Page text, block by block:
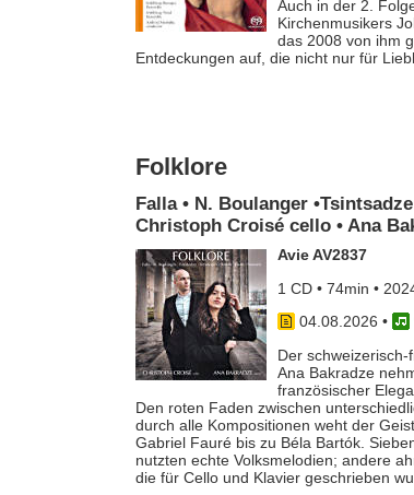
Auch in der 2.
Kirchenmusikers
das 2008 von ihm
Entdeckungen auf, die nicht nur für
Folklore
Falla • N. Boulanger
Christoph Croisé cello • Ana
Avie AV2837
1 CD • 74min •
04.08.2026 •
Der
Ana Bakradze
französischer
Den roten Faden zwischen
durch alle Kompositionen weht der
Gabriel Fauré bis zu Béla Bartók.
nutzten echte Volksmelodien; andere
die für Cello und Klavier geschrieben